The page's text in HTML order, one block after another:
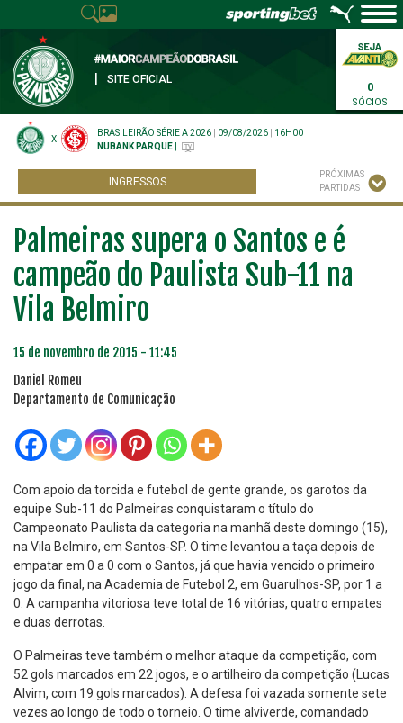
SITE OFICIAL
0
SÓCIOS
X
BRASILEIRÃO SÉRIE A 2026 09/08/2026
16H00
NUBANK PARQUE
INGRESSOS
PRÓXIMAS
PARTIDAS
Palmeiras supera o Santos e é
campeão do Paulista Sub-11 na
Vila Belmiro
15 de novembro de 2015 - 11:45
Daniel Romeu
Departamento de Comunicação
Com apoio da torcida e futebol de gente grande, os garotos da
equipe Sub-11 do Palmeiras conquistaram o título do
Campeonato Paulista da categoria na manhã deste domingo (15),
na Vila Belmiro, em Santos-SP. O time levantou a taça depois de
empatar em 0 a 0 com o Santos, já que havia vencido o primeiro
jogo da final, na Academia de Futebol 2, em Guarulhos-SP, por 1 a
0. A campanha vitoriosa teve total de 16 vitórias, quatro empates
e duas derrotas.
O Palmeiras teve também o melhor ataque da competição, com
52 gols marcados em 22 jogos, e o artilheiro da competição (Lucas
Alvim, com 19 gols marcados). A defesa foi vazada somente sete
vezes ao longo de todo o torneio. O time alviverde, comandado